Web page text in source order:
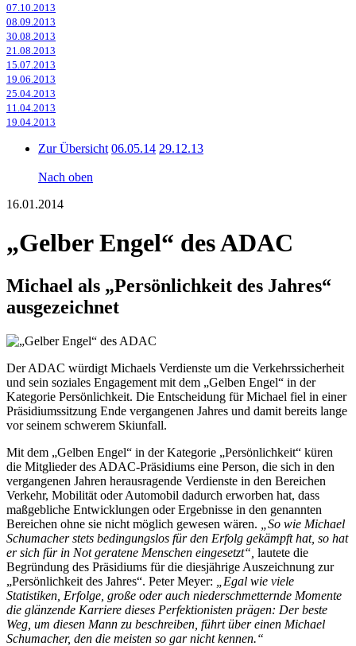
07.10.2013
08.09.2013
30.08.2013
21.08.2013
15.07.2013
19.06.2013
25.04.2013
11.04.2013
19.04.2013
Zur Übersicht 06.05.14 29.12.13
Nach oben
16.01.2014
„Gelber Engel“ des ADAC
Michael als „Persönlichkeit des Jahres“
ausgezeichnet
Der ADAC würdigt Michaels Verdienste um die Verkehrssicherheit
und sein soziales Engagement mit dem „Gelben Engel“ in der
Kategorie Persönlichkeit. Die Entscheidung für Michael fiel in einer
Präsidiumssitzung Ende vergangenen Jahres und damit bereits lange
vor seinem schwerem Skiunfall.
Mit dem „Gelben Engel“ in der Kategorie „Persönlichkeit“ küren
die Mitglieder des ADAC-Präsidiums eine Person, die sich in den
vergangenen Jahren herausragende Verdienste in den Bereichen
Verkehr, Mobilität oder Automobil dadurch erworben hat, dass
maßgebliche Entwicklungen oder Ergebnisse in den genannten
Bereichen ohne sie nicht möglich gewesen wären.
„So wie Michael
Schumacher stets bedingungslos für den Erfolg gekämpft hat, so hat
er sich für in Not geratene Menschen eingesetzt“, lautete die
Begründung des Präsidiums für die diesjährige Auszeichnung zur
„Persönlichkeit des Jahres“. Peter Meyer:
„Egal wie viele
Statistiken, Erfolge, große oder auch niederschmetternde Momente
die glänzende Karriere dieses Perfektionisten prägen: Der beste
Weg, um diesen Mann zu beschreiben, führt über einen Michael
Schumacher, den die meisten so gar nicht kennen.“